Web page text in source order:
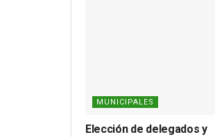
MUNICIPALES
Elección de delegados y